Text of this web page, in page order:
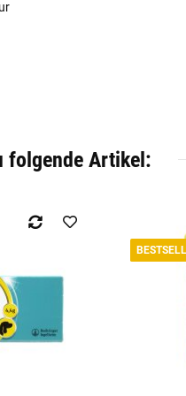
folgende Artikel: